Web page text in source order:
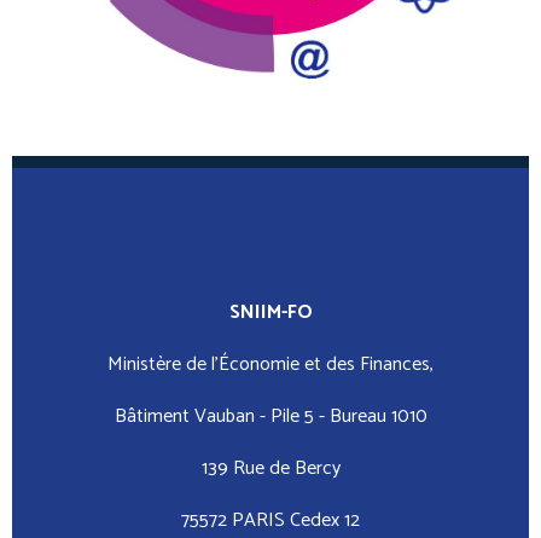
SNIIM-FO
Ministère de l’Économie et des Finances,
Bâtiment Vauban - Pile 5 - Bureau 1010
139 Rue de Bercy
75572 PARIS Cedex 12